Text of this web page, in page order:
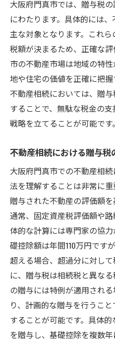
門真市特有の規制
不動産価値に影響
土地利用規制を考
規制緩和の可能性
行政との協議を通
不動産相続の成功事例
践的ステップ
成功事例に学ぶ相
門真市での具体的
失敗しないための
成功事例に基づく
地域特性を活かし
門真市特有の贈与税対
率的な方法
地域特性を考慮し
門真市での贈与税
効果的な税制優遇
専門家による税務
地域特有の経済
大阪府門真市では、贈与税
にわたります。具体的には
主な対象となります。これ
税額が決まるため、正確な
市の不動産市場は地域の特
地や住宅の価値を正確に把
不動産相続においては、贈
することで、無駄な税金の
戦略を立てることが可能です。
不動産相続における贈与税
大阪府門真市での不動産相
法を理解することは非常に重
贈与された不動産の評価額
通常、固定資産税評価額や
体的な計算には専門家の協
礎控除額は年間110万円です
超える場合、超過分に対し
に、贈与税は相続税と異な
の贈与には特例が適用され
り、計画的な贈与を行うこ
することが可能です。具体
を贈与し、基礎控除を複数